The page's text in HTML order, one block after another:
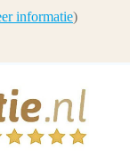
informatie)